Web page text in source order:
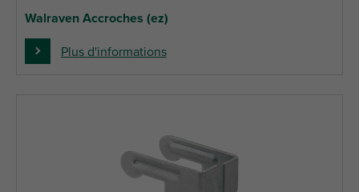
Walraven Accroches (ez)
Plus d'informations